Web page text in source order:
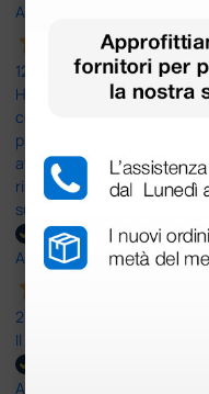
Acquirente verificato
12 Giugno 2026
Ho avuto un problema con
consegnato ma messo in
prontamente risolto dal
attivazione del software
risolto in modo rapido
super disponibile e
Acquirente verificato
25 Maggio 2026
Il servizio e’ risultato
Acquirente verificato